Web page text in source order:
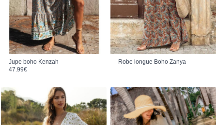
Jupe boho Kenzah
47.99€
Robe longue Boho Zanya